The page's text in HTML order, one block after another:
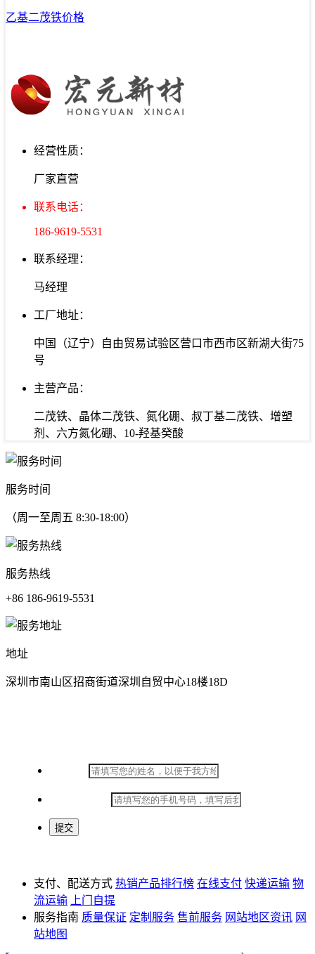
乙基二茂铁价格
经营性质：
厂家直营
联系电话：
186-9619-5531
联系经理：
马经理
工厂地址：
中国（辽宁）自由贸易试验区营口市西市区新湖大街75
号
主营产品：
二茂铁、晶体二茂铁、氮化硼、叔丁基二茂铁、增塑
剂、六方氮化硼、10-羟基癸酸
服务时间
（周一至周五 8:30-18:00）
服务热线
+86 186-9619-5531
地址
深圳市南山区招商街道深圳自贸中心18楼18D
支付、配送方式 热销产品排行榜 在线支付 快递运输 物
流运输
上门自提
服务指南 质量保证 定制服务 售前服务 网站地区资讯 网
站地图